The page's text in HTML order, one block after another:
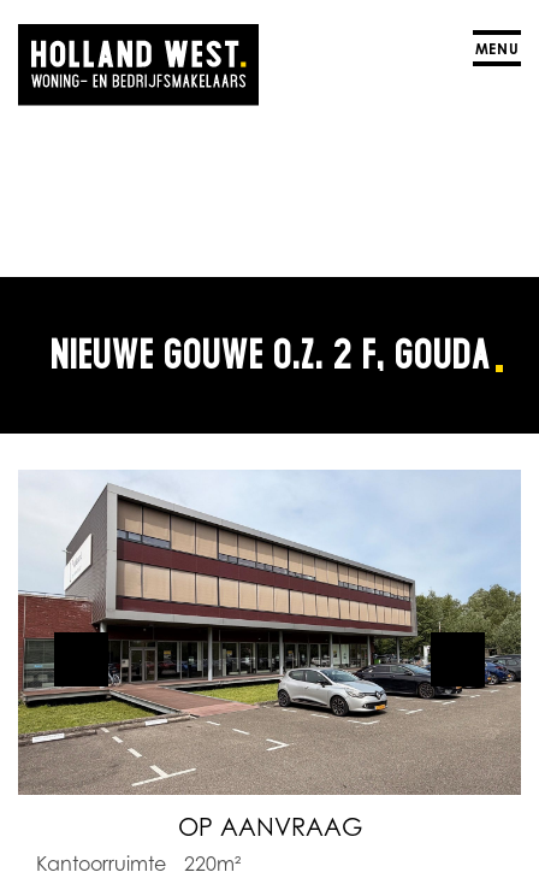
MENU
NIEUWE GOUWE O.Z. 2 F, GOUDA
OP AANVRAAG
Kantoorruimte 220m²